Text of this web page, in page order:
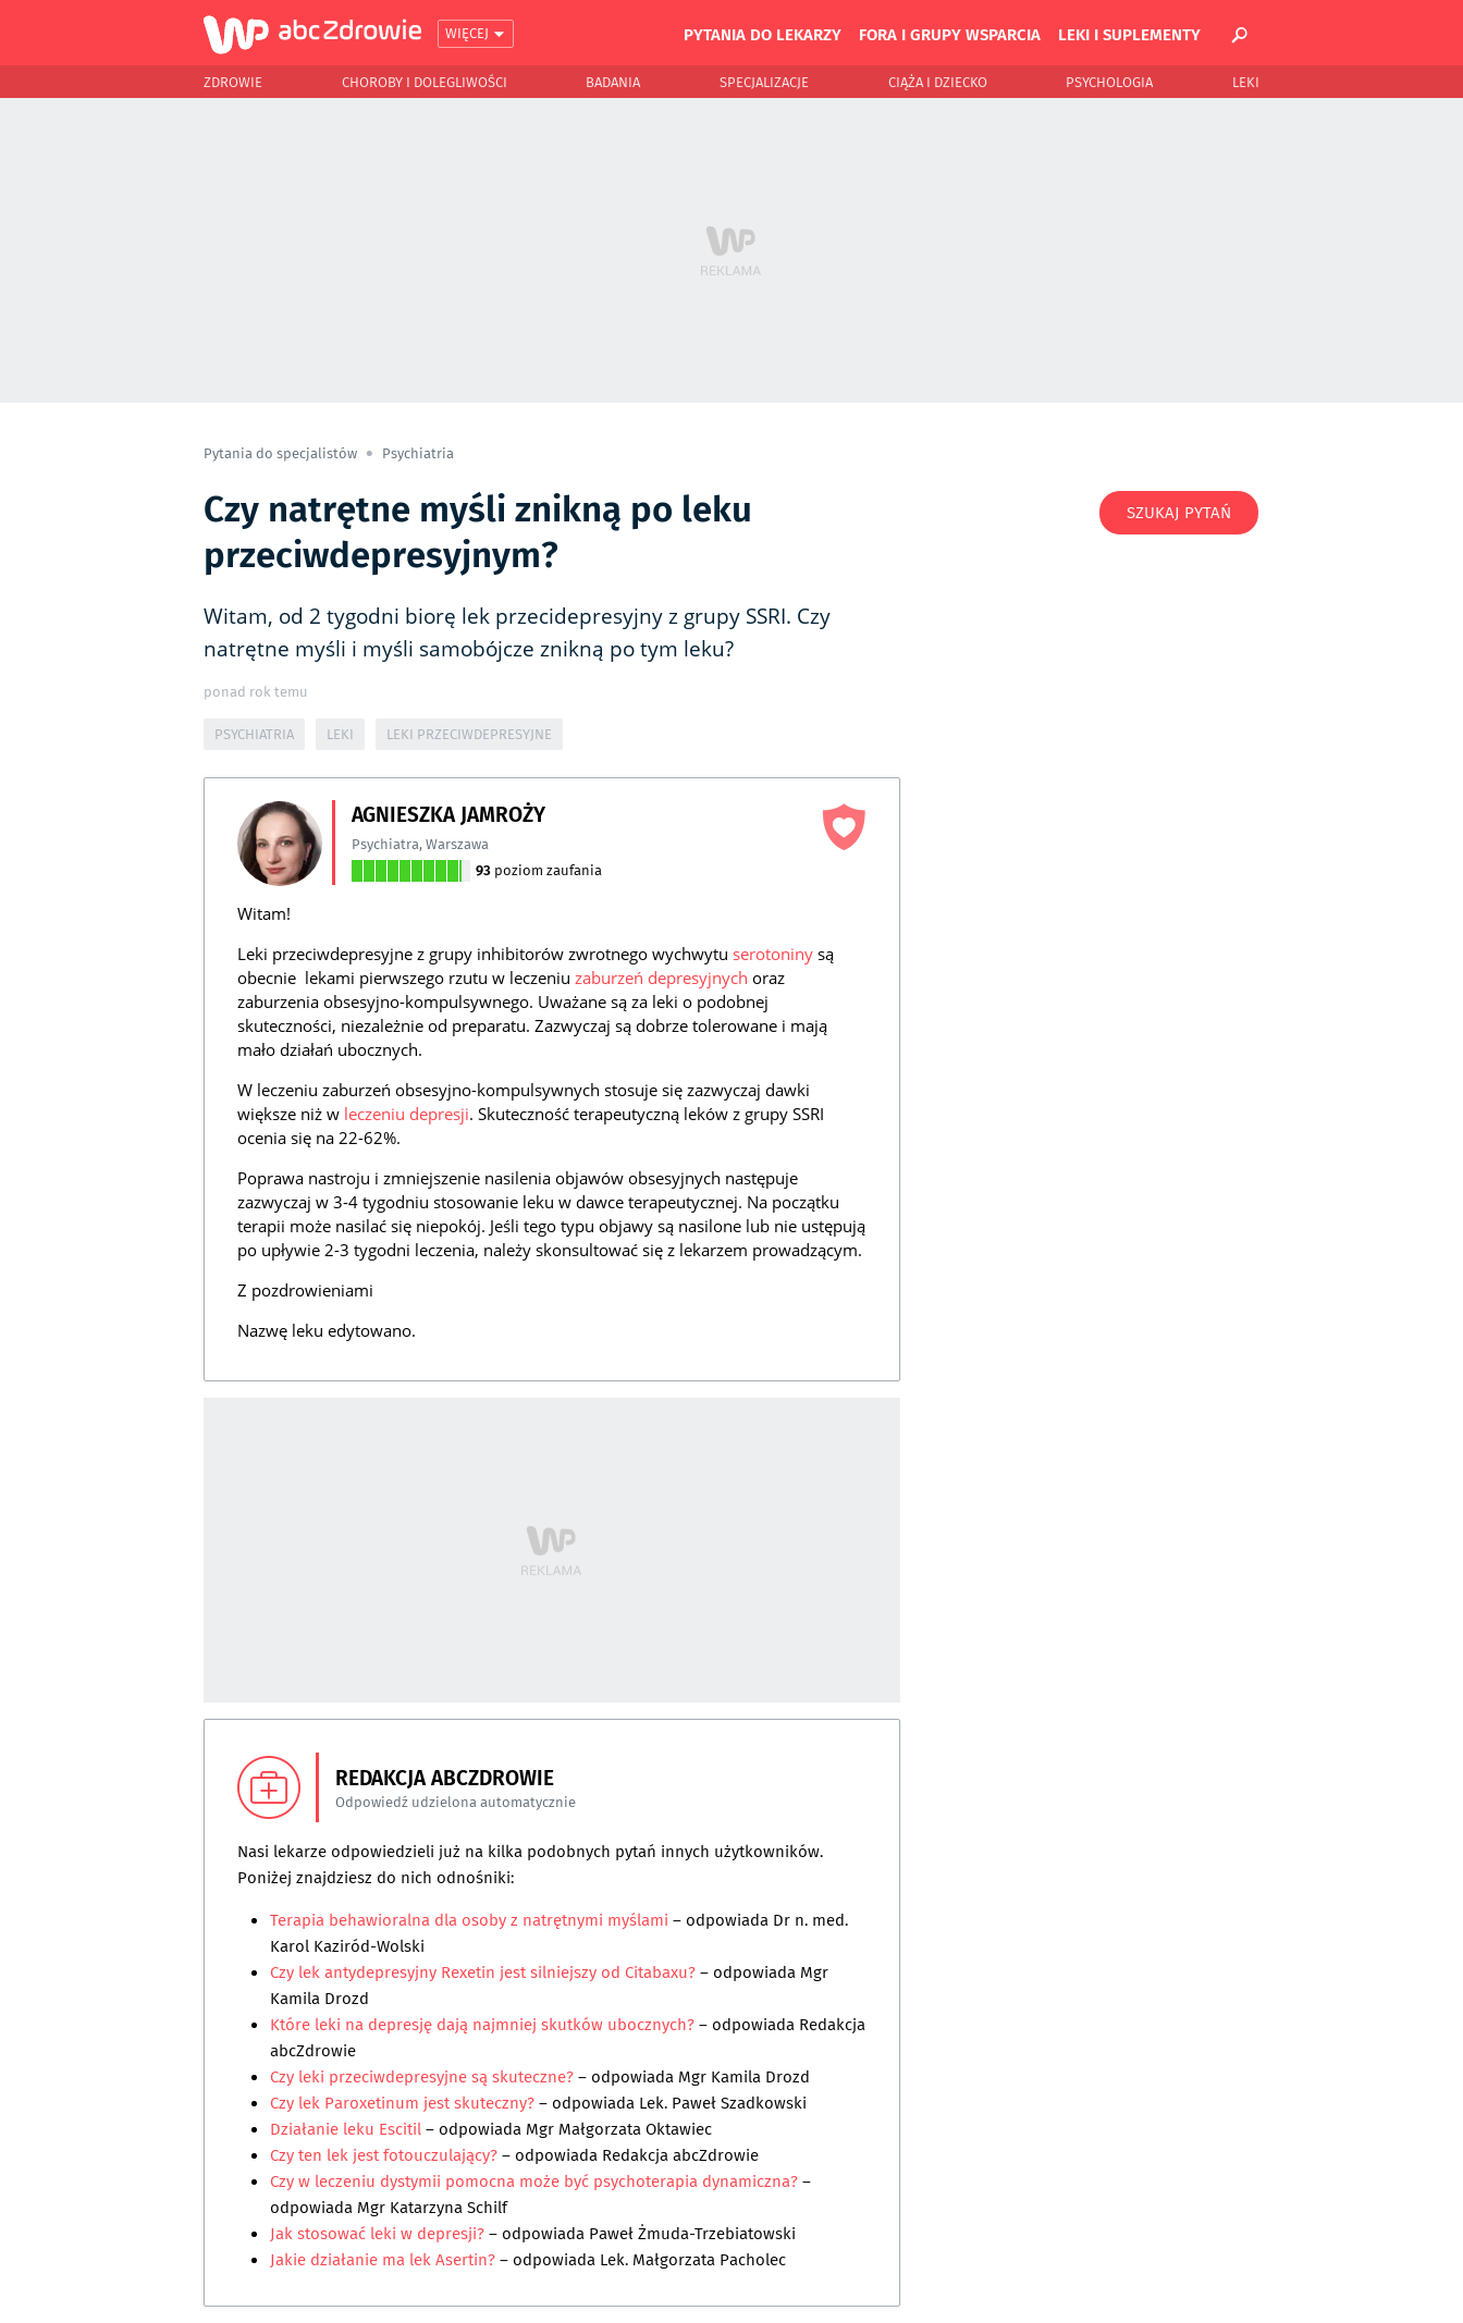
WIĘCEJ PYTANIA DO LEKARZY FORA I GRUPY WSPARCIA LEKI I SUPLEMENTY
ZDROWIE CHOROBY I DOLEGLIWOŚCI BADANIA SPECJALIZACJE CIĄŻA I DZIECKO PSYCHOLOGIA LEKI
Pytania do specjalistów Psychiatria
Czy natrętne myśli znikną po leku
przeciwdepresyjnym?
Witam, od 2 tygodni biorę lek przecidepresyjny z grupy SSRI. Czy
natrętne myśli i myśli samobójcze znikną po tym leku?
ponad rok temu
PSYCHIATRIA LEKI LEKI PRZECIWDEPRESYJNE
AGNIESZKA JAMROŻY
Psychiatra,Warszawa
93 poziom zaufania
Witam!
Leki przeciwdepresyjne z grupy inhibitorów zwrotnego wychwytu serotoniny są
obecnie lekami pierwszego rzutu w leczeniu zaburzeń depresyjnych oraz
zaburzenia obsesyjno-kompulsywnego. Uważane są za leki o podobnej
skuteczności, niezależnie od preparatu. Zazwyczaj są dobrze tolerowane i mają
mało działań ubocznych.
W leczeniu zaburzeń obsesyjno-kompulsywnych stosuje się zazwyczaj dawki
większe niż w leczeniu depresji. Skuteczność terapeutyczną leków z grupy SSRI
ocenia się na 22-62%.
Poprawa nastroju i zmniejszenie nasilenia objawów obsesyjnych następuje
zazwyczaj w 3-4 tygodniu stosowanie leku w dawce terapeutycznej. Na początku
terapii może nasilać się niepokój. Jeśli tego typu objawy są nasilone lub nie ustępują
po upływie 2-3 tygodni leczenia, należy skonsultować się z lekarzem prowadzącym.
Z pozdrowieniami
Nazwę leku edytowano.
REDAKCJA ABCZDROWIE
Odpowiedź udzielona automatycznie
Nasi lekarze odpowiedzieli już na kilka podobnych pytań innych użytkowników.
Poniżej znajdziesz do nich odnośniki:
Terapia behawioralna dla osoby z natrętnymi myślami – odpowiada Dr n. med.
Karol Kaziród-Wolski
Czy lek antydepresyjny Rexetin jest silniejszy od Citabaxu?– odpowiada Mgr
Kamila Drozd
Które leki na depresję dają najmniej skutków ubocznych?– odpowiada Redakcja
abcZdrowie
Czy leki przeciwdepresyjne są skuteczne?– odpowiada Mgr Kamila Drozd
Czy lek Paroxetinum jest skuteczny?– odpowiada Lek. Paweł Szadkowski
Działanie leku Escitil– odpowiada Mgr Małgorzata Oktawiec
Czy ten lek jest fotouczulający?– odpowiada Redakcja abcZdrowie
Czy w leczeniu dystymii pomocna może być psychoterapia dynamiczna?–
odpowiada Mgr Katarzyna Schilf
Jak stosować leki w depresji?– odpowiada Paweł Żmuda-Trzebiatowski
Jakie działanie ma lek Asertin?– odpowiada Lek. Małgorzata Pacholec
SZUKAJ PYTAŃ